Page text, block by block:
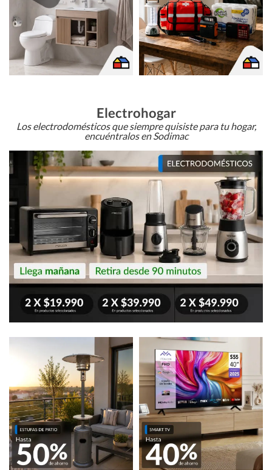
Electrohogar
Los electrodomésticos que siempre quisiste para tu hogar,
encuéntralos en Sodimac